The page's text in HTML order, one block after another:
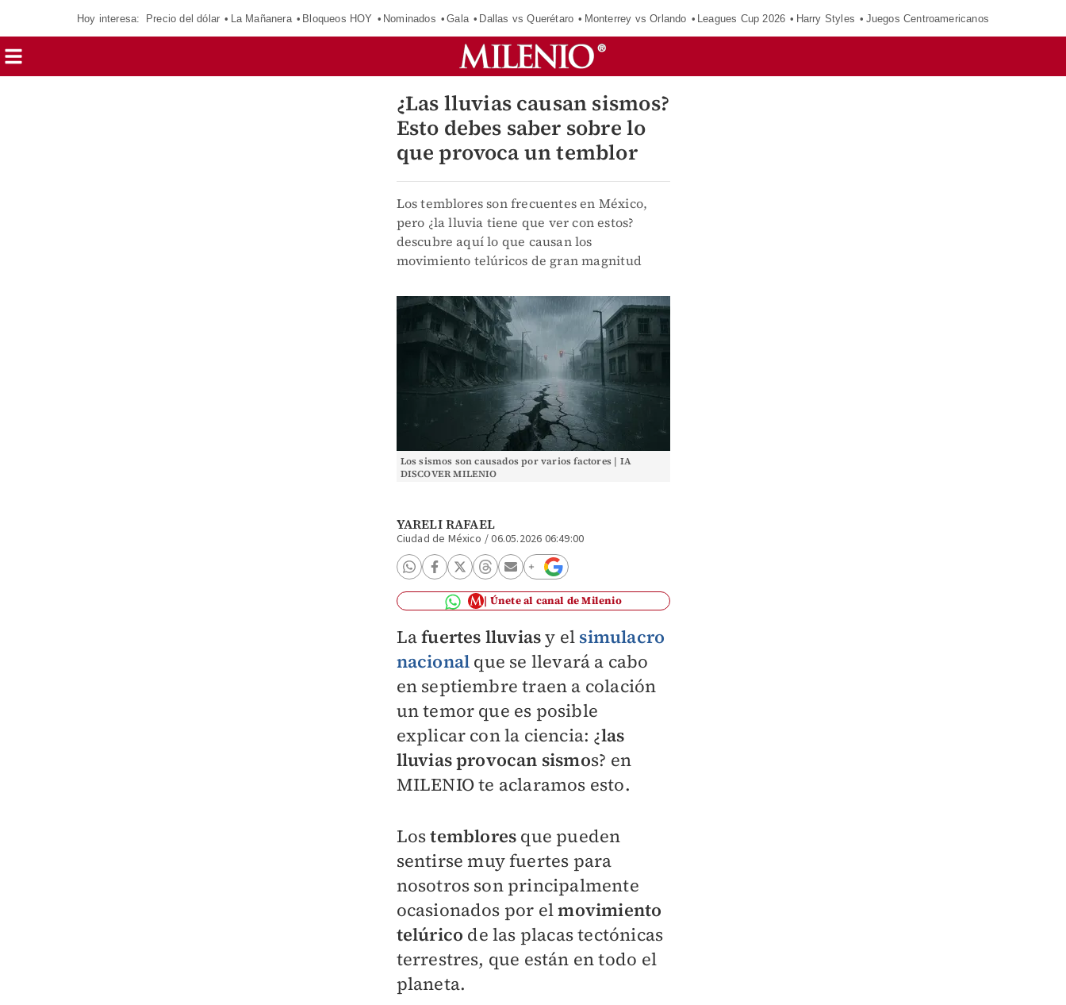
Hoy interesa: Precio del dólar La Mañanera Bloqueos HOY Nominados Gala Dallas vs Querétaro Monterrey vs Orlando Leagues Cup 2026 Harry Styles Juegos Centroamericanos
¿Las lluvias causan sismos?
Esto debes saber sobre lo
que provoca un temblor
Los temblores son frecuentes en México,
pero ¿la lluvia tiene que ver con estos?
descubre aquí lo que causan los
movimiento telúricos de gran magnitud
Los sismos son causados por varios factores | IA
DISCOVER MILENIO
YARELI RAFAEL
Ciudad de México /06.05.2026 06:49:00
Únete al canal de Milenio
Lafuertes lluviasy el simulacro
nacional que se llevará a cabo
en septiembre traen a colación
un temor que es posible
explicar con la ciencia: ¿las
lluvias provocan sismos? en
MILENIOte aclaramos esto.
Lostemblores que pueden
sentirse muy fuertes para
nosotros son principalmente
ocasionados por elmovimiento
telúrico de las placas tectónicas
terrestres, que están en todo el
planeta.